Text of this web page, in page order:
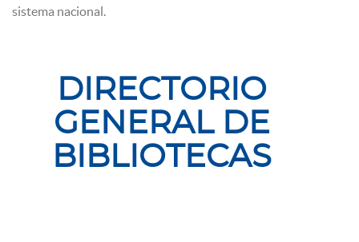
sistema nacional.
DIRECTORIO
GENERAL DE
BIBLIOTECAS